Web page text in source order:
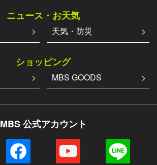
ニュース・お天気
天気・防災
ショッピング
MBS GOODS
MBS 公式アカウント